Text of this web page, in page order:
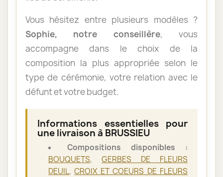
Vous hésitez entre plusieurs modèles ?
Sophie, notre conseillère, vous
accompagne dans le choix de la
composition la plus appropriée selon le
type de cérémonie, votre relation avec le
défunt et votre budget.
Informations essentielles pour
une livraison à BRUSSIEU
Compositions disponibles :
BOUQUETS, GERBES DE FLEURS
DEUIL,CROIX ET COEURS DE FLEURS